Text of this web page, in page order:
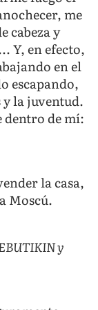
me
cabeza y
Y, en efecto,
en el
escapando,
y la juventud.
dentro de mí:
la casa,
Moscú.
y